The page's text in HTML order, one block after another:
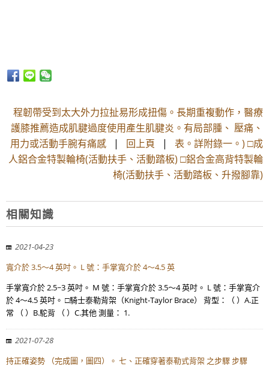
程韌帶受到太大外力拉扯易形成扭傷。長期重複動作，醫療
護膝推薦造成肌腱過度使用產生肌腱炎。有局部腫、 壓痛、
用力或活動手腕有痛感 | 回上頁 | 表。詳附錄一。) □成
人鋁合金特製輪椅(活動扶手、活動踏板) □鋁合金高背特製輪
椅(活動扶手、活動踏板、升撥腳靠)
相關知識
2021-04-23
寬介於 3.5～4 英吋。 L 號：手掌寬介於 4～4.5 英
手掌寬介於 2.5~3 英吋。 M 號：手掌寬介於 3.5～4 英吋。 L 號：手掌寬介
於 4～4.5 英吋。 □騎士泰勒背架（Knight-Taylor Brace） 背型：（ ）A.正
常 （ ）B.駝背 （ ）C.其他 測量： 1.
2021-07-28
持正確姿勢 （完成圖，圖四）。 七、正確穿著泰勒式背架 之步驟 步驟